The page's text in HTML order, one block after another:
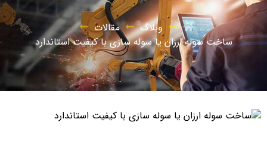
وبلاگ
مقالات
ساخت سوله ارزان یا سوله سازی با کیفیت استاندارد